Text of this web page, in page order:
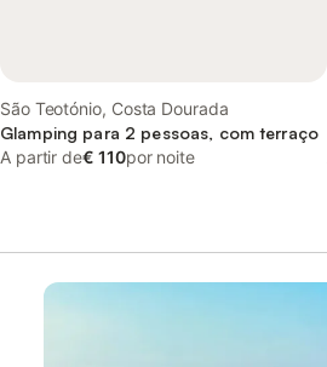
São Teotónio, Costa Dourada
Glamping para 2 pessoas, com terraço
A partir de€ 110por noite